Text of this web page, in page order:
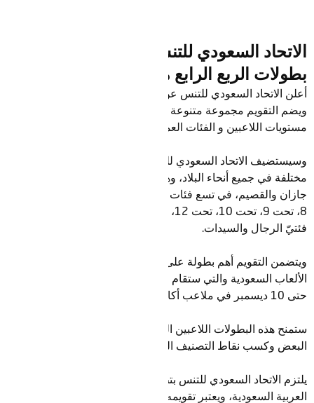
الاتحاد السعودي للتنس يعلن عن تقويم
بطولات الربع الرابع من عام 2023
ويضم التقويم مجموعة متنوعة من البطولات والفعاليات لجميع
مستويات اللاعبين و الفئات العمرية، من الناشئين إلى الكبار.
مختلفة في جميع أنحاء البلاد، وهي الرياض, جدة ,الدمام, الأحساء ,
فئتيّ الرجال والسيدات.
ويتضمن التقويم أهم بطولة على مستوى المملكة و هي دورة
حتى 10 ديسمبر في ملاعب أكاديمية مهد للتنس.
ستمنح هذه البطولات اللاعبين الشباب الفرصة للتنافس ضد بعضهم
البعض وكسب نقاط التصنيف المحلية.
يلتزم الاتحاد السعودي للتنس بتطوير رياضة التنس في المملكة
العربية السعودية، ويعتبر تقويمه انعكاسًا لهذا الالتزام، يضم التقويم